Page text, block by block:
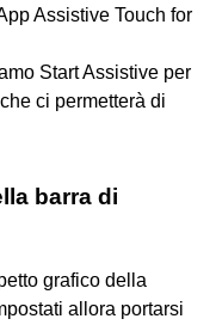
Assistive Touch for
Start Assistive per
ci permetterà di
barra di
grafico della
allora portarsi